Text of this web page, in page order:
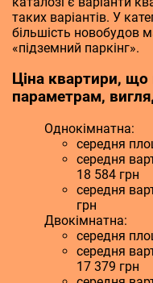
таких варіантів. У
більшість новобудов
«підземний паркінг».
Ціна квартири,
параметрам,
Однокімнатна:
середня
середня
18 584 грн
середня
грн
Двокімнатна:
середня
середня
17 379 грн